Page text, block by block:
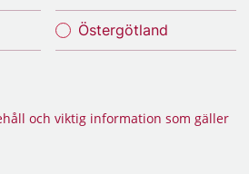
Östergötland
och viktig information som gäller